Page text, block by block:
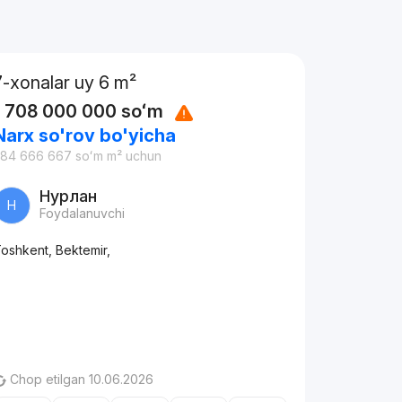
xonalar uy 6 m²
708 000 000 soʻm
so'rov bo'yicha
666 667 soʻm m² uchun
Н Нурлан
Foydalanuvchi
Bektemir,
Chop etilgan 10.06.2026